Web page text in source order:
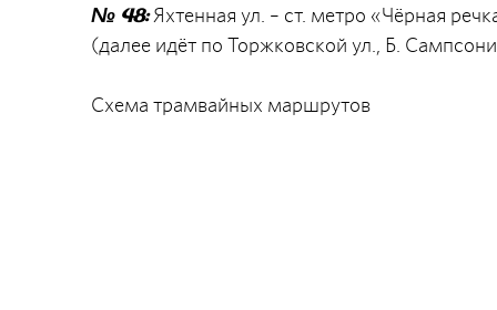
№ 48:Яхтенная ул. – ст. метро «Чёрная
(далее идёт по Торжковской ул., Б.
Схема трамвайных маршрутов